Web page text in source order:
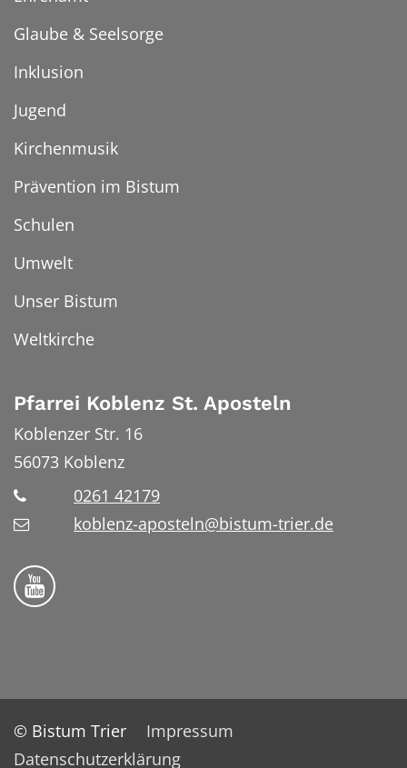
Glaube & Seelsorge
Inklusion
Jugend
Kirchenmusik
Prävention im Bistum
Schulen
Umwelt
Unser Bistum
Weltkirche
Pfarrei Koblenz St. Aposteln
Koblenzer Str. 16
56073 Koblenz
0261 42179
koblenz-aposteln@bistum-trier.de
Bistum Trier auf YouTube
© Bistum Trier
Impressum
Datenschutzerklärung